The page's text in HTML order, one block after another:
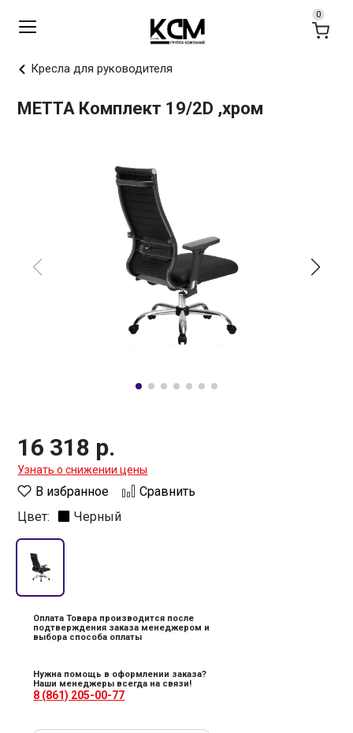
Кресла для руководителя
МЕТТА Комплект 19/2D ,хром
16 318 р.
Узнать о снижении цены
В избранное
Сравнить
Цвет:
Черный
Оплата Товара производится после
подтверждения заказа менеджером и
выбора способа оплаты
Нужна помощь в оформлении заказа?
Наши менеджеры всегда на связи!
8 (861) 205-00-77